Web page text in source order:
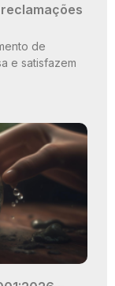
de
e satisfazem